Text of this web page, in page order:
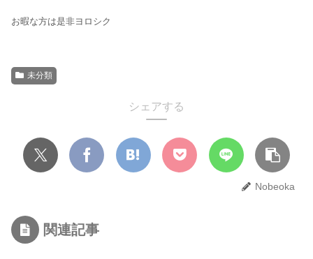
お暇な方は是非ヨロシク
未分類
シェアする
Nobeoka
関連記事